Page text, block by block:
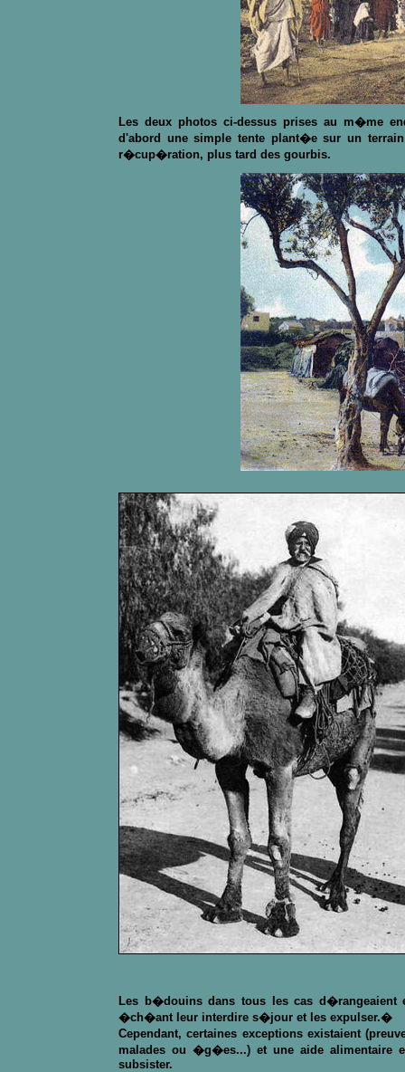
Les deux photos ci-dessus prises au m�me
d'abord une simple tente plant�e sur un
r�cup�ration, plus tard des gourbis.
Les b�douins dans tous les cas
�ch�ant leur interdire s�jour et les expulser.�
Cependant, certaines exceptions existaient
malades ou �g�es...) et une aide alimentaire
subsister.